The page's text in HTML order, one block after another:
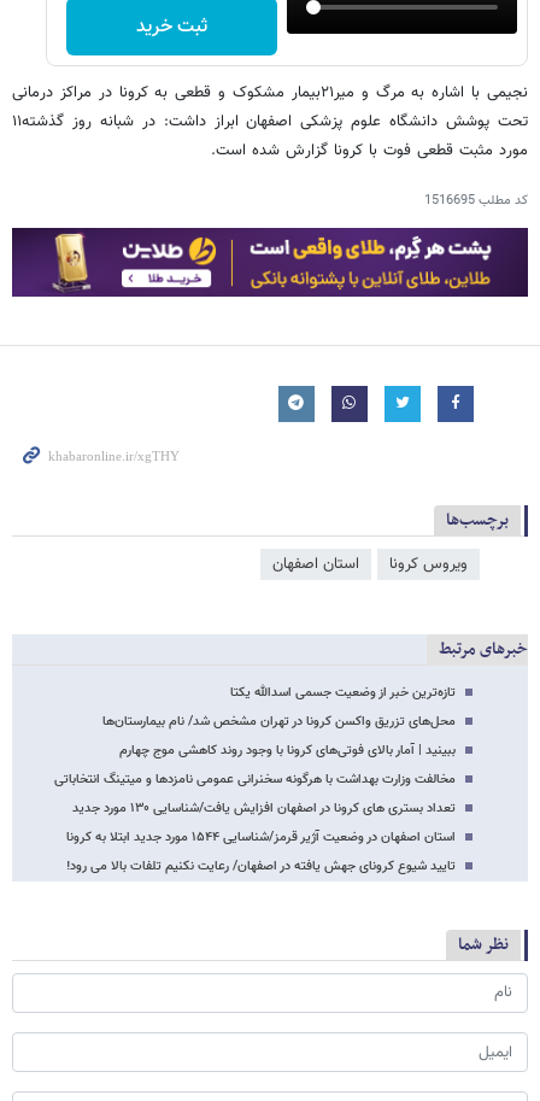
ثبت خرید
نجیمی با اشاره به مرگ و میر۲۱بیمار مشکوک و قطعی به کرونا در مراکز درمانی
تحت پوشش دانشگاه علوم پزشکی اصفهان ابراز داشت: در شبانه روز گذشته۱۱
مورد مثبت قطعی فوت با کرونا گزارش شده است.
کد مطلب1516695
برچسب‌ها
ویروس کرونا استان اصفهان
خبرهای مرتبط
تازه‌ترین خبر از وضعیت جسمی اسدالله یکتا
محل‌های تزریق واکسن کرونا در تهران مشخص شد/ نام بیمارستان‌ها
ببینید | آمار بالای فوتی‌های کرونا با وجود روند کاهشی موج چهارم
مخالفت وزارت بهداشت با هرگونه سخنرانی عمومی نامزدها و میتینگ انتخاباتی
تعداد بستری های کرونا در اصفهان افزایش یافت/شناسایی ۱۳۰ مورد جدید
استان اصفهان در وضعیت آژیر قرمز/شناسایی ۱۵۴۴ مورد جدید ابتلا به کرونا
تایید شیوع کرونای جهش یافته در اصفهان/ رعایت نکنیم تلفات بالا می رود!
نظر شما